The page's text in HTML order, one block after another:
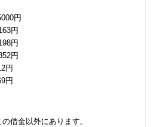
円
円
円
円
円
円
借金以外にあります。